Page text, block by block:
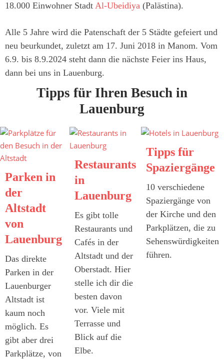
18.000 Einwohner Stadt Al-Ubeidiya (Palästina).
Alle 5 Jahre wird die Patenschaft der 5 Städte gefeiert und
neu beurkundet, zuletzt am 17. Juni 2018 in Manom. Vom
6.9. bis 8.9.2024 steht dann die nächste Feier ins Haus,
dann bei uns in Lauenburg.
Tipps für Ihren Besuch in
Lauenburg
Parken in
der
Altstadt
von
Lauenburg
Das direkte
Parken in der
Lauenburger
Altstadt ist
kaum noch
möglich. Es
gibt aber drei
Parkplätze, von
Restaurants
in
Lauenburg
Es gibt tolle
Restaurants und
Cafés in der
Altstadt und der
Oberstadt. Hier
stelle ich dir die
besten davon
vor. Viele mit
Terrasse und
Blick auf die
Elbe.
Tipps für
Spaziergänge
10 verschiedene
Spaziergänge von
der Kirche und den
Parkplätzen, die zu
Sehenswürdigkeiten
führen.